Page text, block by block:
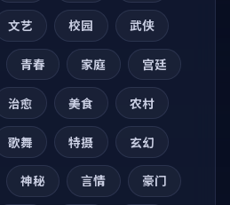
文艺 校园 武侠
青春 家庭 宫廷
治愈 美食 农村
歌舞 特摄 玄幻
神秘 言情 豪门